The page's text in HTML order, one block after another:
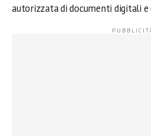
autorizzata di documenti digitali e